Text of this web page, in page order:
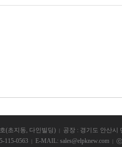
(초지동, 다인빌딩)
공장 : 경기도 안산시
115-0563 E-MAIL:sales@elpknew.com ⓒ